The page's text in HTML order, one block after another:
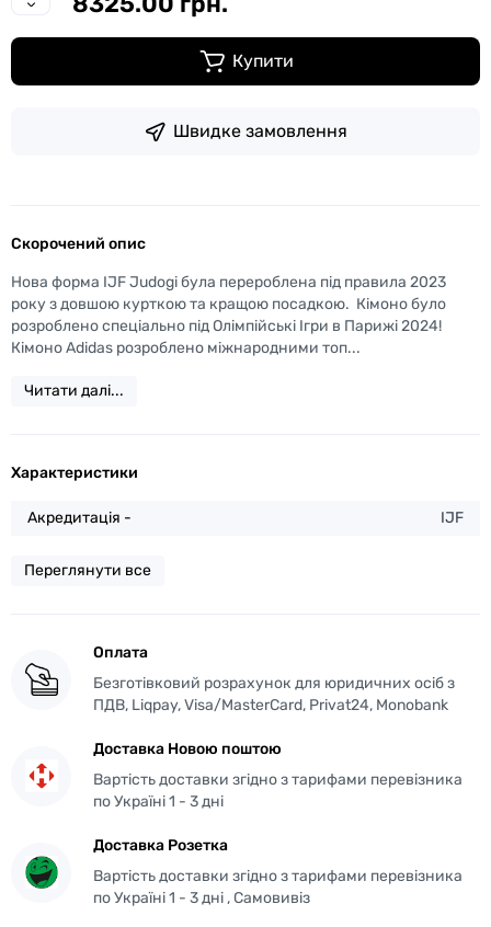
Купити
Швидке замовлення
Скорочений опис
Нова форма IJF Judogi була перероблена під правила 2023
року з довшою курткою та кращою посадкою. Кімоно було
розроблено спеціально під Олімпійські Ігри в Парижі 2024!
Кімоно Adidas розроблено міжнародними топ...
Читати далі...
Характеристики
Акредитація - IJF
Переглянути все
Оплата
Безготівковий розрахунок для юридичних осіб з
ПДВ, Liqpay, Visa/MasterCard, Privat24, Monobank
Доставка Новою поштою
Вартість доставки згідно з тарифами перевізника
по Україні 1 - 3 дні
Доставка Розетка
Вартість доставки згідно з тарифами перевізника
по Україні 1 - 3 дні , Самовивіз